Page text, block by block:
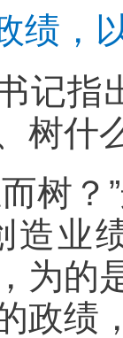
绩，
记指
树什
树
造业
为的
政绩